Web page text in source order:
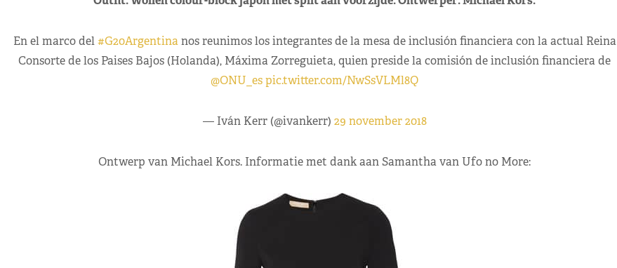
En el marco del#G20Argentinanos reunimos los integrantes de la mesa de inclusión financiera con la actual Reina
Consorte de los Paises Bajos (Holanda), Máxima Zorreguieta, quien preside la comisión de inclusión financiera de
@ONU_espic.twitter.com/NwSsVLMl8Q
— Iván Kerr (@ivankerr) 29 november 2018
Ontwerp van Michael Kors. Informatie met dank aan Samantha van Ufo no More: